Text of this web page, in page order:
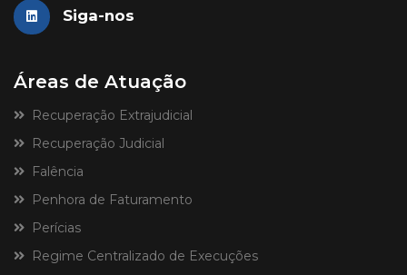
Siga-nos
Áreas de Atuação
Recuperação Extrajudicial
Recuperação Judicial
Falência
Penhora de Faturamento
Perícias
Regime Centralizado de Execuções